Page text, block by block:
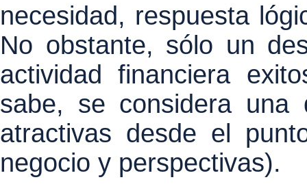
necesidad, respuesta
No obstante, sólo un
actividad financiera
sabe, se considera
atractivas desde el
negocio y perspectivas).